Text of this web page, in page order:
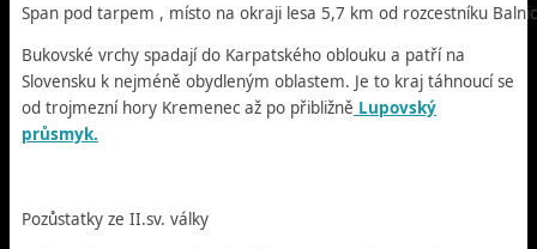
Span pod tarpem , místo na okraji lesa 5,7 km od rozcestníku
Bukovské vrchy spadají do Karpatského oblouku a patří na
Slovensku k nejméně obydleným oblastem. Je to kraj táhnoucí se
od trojmezní hory Kremenec až po přibližně Lupovský
průsmyk.
Pozůstatky ze II.sv. války